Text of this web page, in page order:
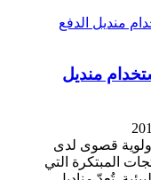
منديل
قصوى لدى
المبتكرة التي